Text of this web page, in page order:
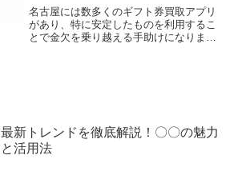
名古屋には数多くのギフト券買取アプリ
があり、特に安定したものを利用するこ
とで金欠を乗り越える手助けになりま
最新トレンドを徹底解説！〇〇の魅力
と活用法